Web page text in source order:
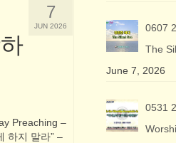
7
JUN 2026
Preaching –
하지 말라” –
0607
The
June 7, 2026
0531